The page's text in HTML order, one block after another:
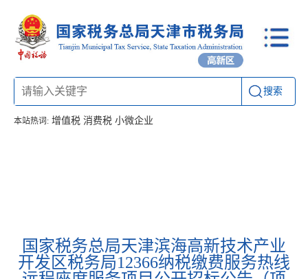
搜索
本站热词: 增值税 消费税 小微企业
国家税务总局天津滨海高新技术产业
开发区税务局12366纳税缴费服务热线